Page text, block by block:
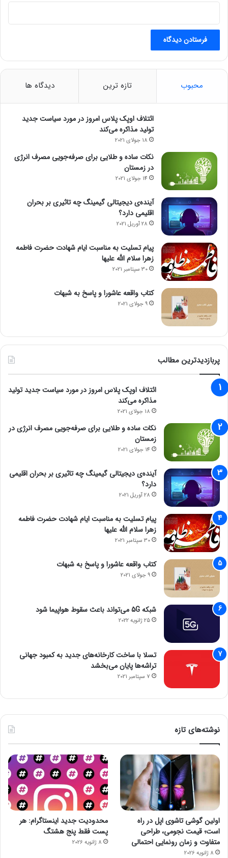
د
محبوب تازه ترین دیدگاه ها
ائتلاف اوپک پلاس امروز در مورد سیاست جدید
تولید مذاکره می‌کند
18 جولای 2021
نکات ساده و طلایی برای صرفه‌جویی مصرف انرژی
در زمستان
14 جولای 2021
آینده‌ی دیجیتالی گیمینگ چه تاثیری بر بحران
اقلیمی دارد؟
28 آوریل 2021
پیام تسلیت به مناسبت ایام شهادت حضرت فاطمه
زهرا سلام الله علیها
30 سپتامبر 2021
کتاب واقعه عاشورا و پاسخ به شبهات
9 جولای 2021
پربازدیدترین مطالب
ائتلاف اوپک پلاس امروز در مورد سیاست جدید تولید
مذاکره می‌کند
18 جولای 2021
نکات ساده و طلایی برای صرفه‌جویی مصرف انرژی در
زمستان
14 جولای 2021
آینده‌ی دیجیتالی گیمینگ چه تاثیری بر بحران اقلیمی
دارد؟
28 آوریل 2021
پیام تسلیت به مناسبت ایام شهادت حضرت فاطمه
زهرا سلام الله علیها
30 سپتامبر 2021
کتاب واقعه عاشورا و پاسخ به شبهات
9 جولای 2021
شبکه 5G می‌تواند باعث سقوط هواپیما شود
25 ژانویه 2022
تسلا با ساخت کارخانه‌های جدید به کمبود جهانی
تراشه‌ها پایان می‌بخشد
7 سپتامبر 2021
نوشته‌های تازه
اولین گوشی تاشوی اپل در راه
است؛ قیمت نجومی، طراحی
متفاوت و زمان رونمایی احتمالی
8 ژانویه 2026
محدودیت جدید اینستاگرام: هر
پست فقط پنج هشتگ
8 ژانویه 2026